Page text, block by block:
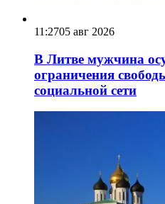
11:2705 авг 2026
В Литве мужчина
ограничения
социальной сети